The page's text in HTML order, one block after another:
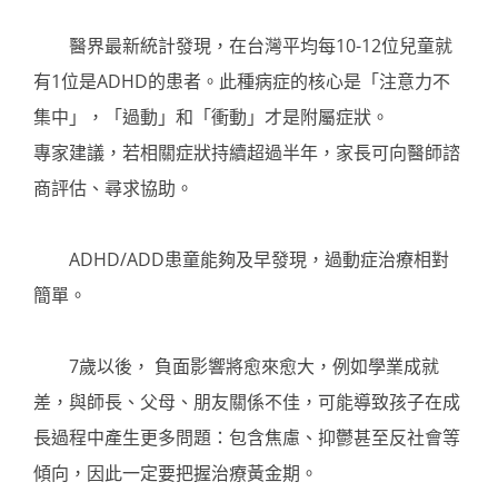
醫界最新統計發現，在台灣平均每10-12位兒童就
有1位是ADHD的患者。此種病症的核心是「注意力不
集中」，「過動」和「衝動」才是附屬症狀。
專家建議，若相關症狀持續超過半年，家長可向醫師諮
商評估、尋求協助。
ADHD/ADD患童能夠及早發現，過動症治療相對
簡單。
7歲以後， 負面影響將愈來愈大，例如學業成就
差，與師長、父母、朋友關係不佳，可能導致孩子在成
長過程中產生更多問題：包含焦慮、抑鬱甚至反社會等
傾向，因此一定要把握治療黃金期。